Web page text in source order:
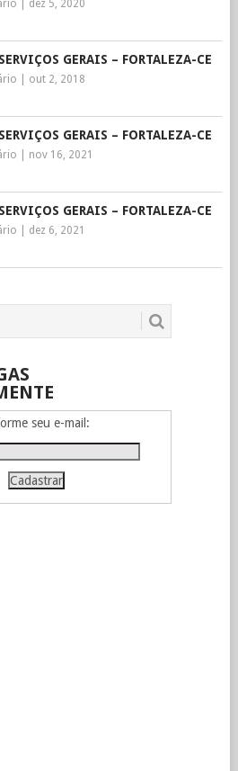
dez 5, 2020
GERAIS – FORTALEZA-CE
out 2, 2018
GERAIS – FORTALEZA-CE
nov 16, 2021
GERAIS – FORTALEZA-CE
dez 6, 2021
seu e-mail: